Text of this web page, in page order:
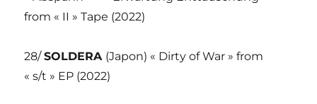
from « II » Tape (2022)
28/SOLDERA (Japon) « Dirty of War » from
« s/t » EP (2022)